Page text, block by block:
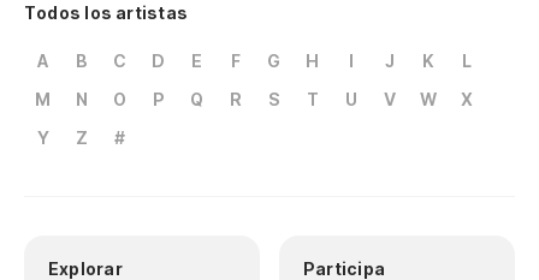
Todos los artistas
A B C D E F G H I J K
L
M
N O P Q R S T U V W
X
Y
Z #
Explorar Participa